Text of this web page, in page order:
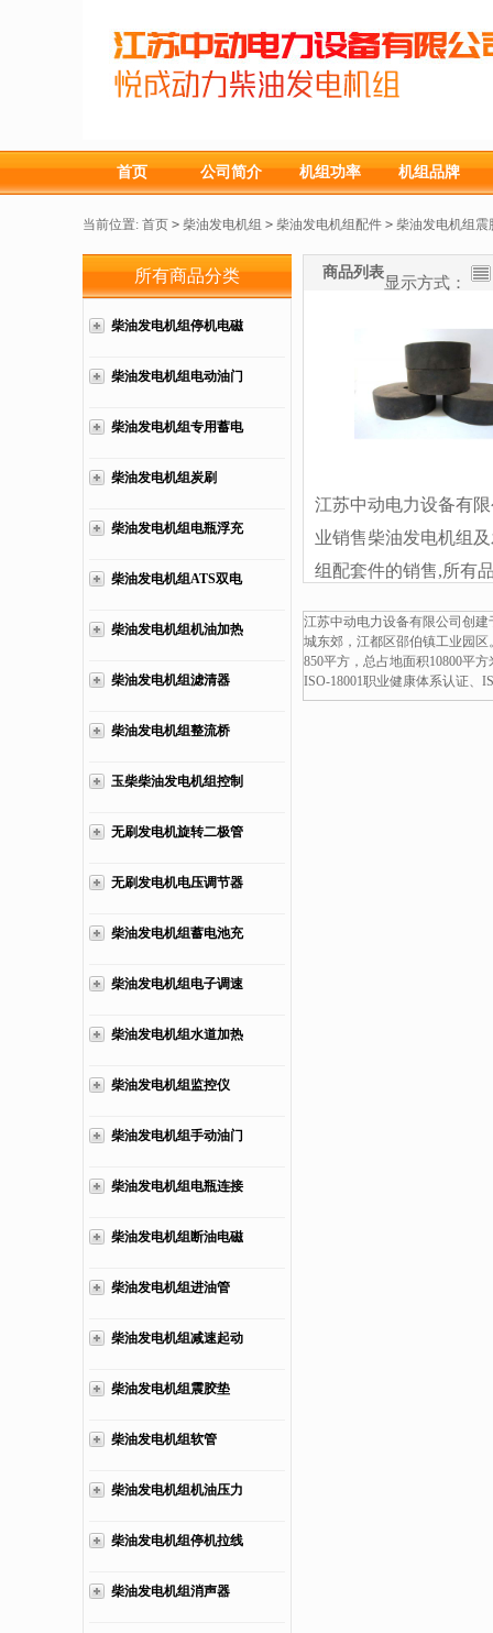
首页 公司简介 机组功率 机组品牌
当前位置: 首页 > 柴油发电机组 > 柴油发电机组配件 > 柴油发电机组震
所有商品分类
柴油发电机组停机电磁
柴油发电机组电动油门
柴油发电机组专用蓄电
柴油发电机组炭刷
柴油发电机组电瓶浮充
柴油发电机组ATS双电
柴油发电机组机油加热
柴油发电机组滤清器
柴油发电机组整流桥
玉柴柴油发电机组控制
无刷发电机旋转二极管
无刷发电机电压调节器
柴油发电机组蓄电池充
柴油发电机组电子调速
柴油发电机组水道加热
柴油发电机组监控仪
柴油发电机组手动油门
柴油发电机组电瓶连接
柴油发电机组断油电磁
柴油发电机组进油管
柴油发电机组减速起动
柴油发电机组震胶垫
柴油发电机组软管
柴油发电机组机油压力
柴油发电机组停机拉线
柴油发电机组消声器
商品列表
显示方式：
江苏中动电力设备有
业销售柴油发电机组
组配套件的销售,所有
欢迎来电:13773399855.
江苏中动电力设备有限公司创
城东郊，江都区邵伯镇工业园
850平方，总占地面积10800平
ISO-18001职业健康体系认证、